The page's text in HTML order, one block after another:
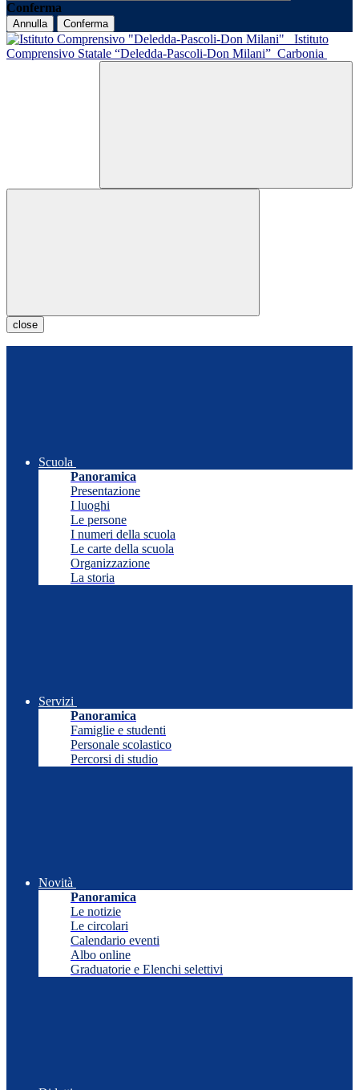
Conferma
Annulla Conferma
Istituto
Comprensivo Statale “Deledda-Pascoli-Don Milani” Carbonia
close
Scuola
Panoramica
Presentazione
I luoghi
Le persone
I numeri della scuola
Le carte della scuola
Organizzazione
La storia
Servizi
Panoramica
Famiglie e studenti
Personale scolastico
Percorsi di studio
Novità
Panoramica
Le notizie
Le circolari
Calendario eventi
Albo online
Graduatorie e Elenchi selettivi